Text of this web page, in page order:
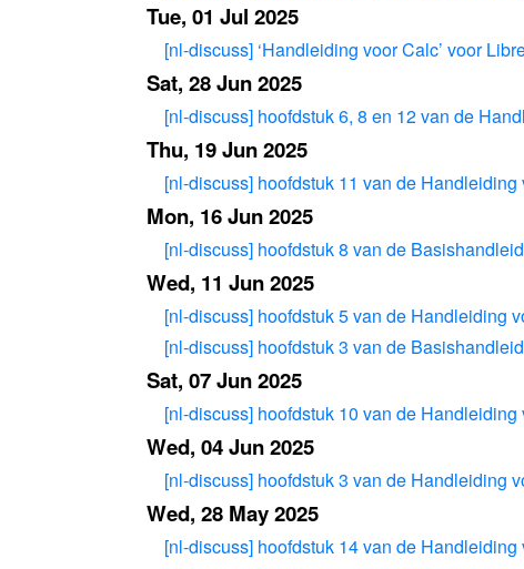
Tue, 01 Jul 2025
[nl-discuss] ‘Handleiding voor Calc’ voor
Sat, 28 Jun 2025
[nl-discuss] hoofdstuk 6, 8 en 12 van de
Thu, 19 Jun 2025
[nl-discuss] hoofdstuk 11 van de
Mon, 16 Jun 2025
[nl-discuss] hoofdstuk 8 van de
Wed, 11 Jun 2025
[nl-discuss] hoofdstuk 5 van de Handleiding
[nl-discuss] hoofdstuk 3 van de
Sat, 07 Jun 2025
[nl-discuss] hoofdstuk 10 van de
Wed, 04 Jun 2025
[nl-discuss] hoofdstuk 3 van de Handleiding
Wed, 28 May 2025
[nl-discuss] hoofdstuk 14 van de